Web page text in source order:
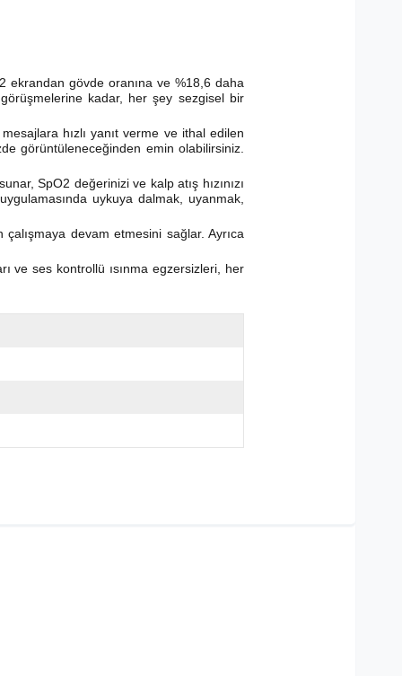
ekrandan gövde oranına ve %18,6 daha
kadar, her şey sezgisel bir
hızlı yanıt verme ve ithal edilen
görüntüleneceğinden emin olabilirsiniz.
SpO2 değerinizi ve kalp atış hızınızı
uykuya dalmak, uyanmak,
devam etmesini sağlar. Ayrıca
ve ses kontrollü ısınma egzersizleri, her